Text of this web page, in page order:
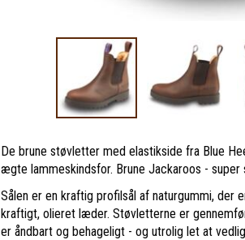
De brune støvletter med elastikside fra Blue
ægte lammeskindsfor. Brune Jackaroos -
Sålen er en kraftig profilsål af naturgummi,
kraftigt, olieret læder. Støvletterne er
er åndbart og behageligt - og utrolig let at